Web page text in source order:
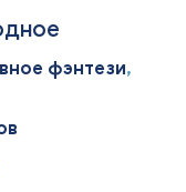
фэнтези,